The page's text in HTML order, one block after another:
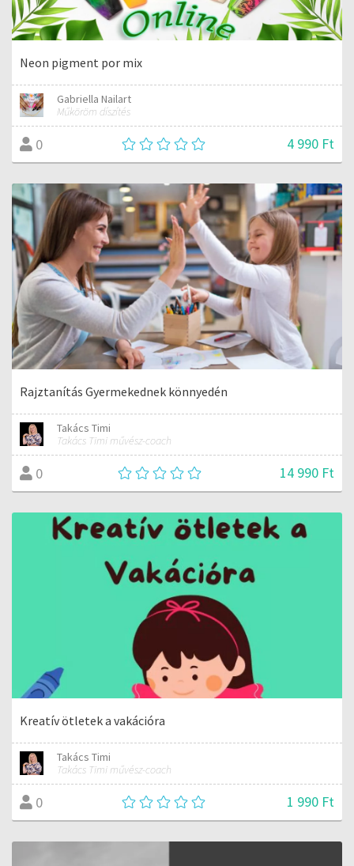
Neon pigment por mix
Gabriella Nailart
Műköröm díszítés
0 4 990 Ft
Rajztanítás Gyermekednek könnyedén
Takács Timi
Takács Timi művész-coach
0 14 990 Ft
Kreatív ötletek a vakációra
Takács Timi
Takács Timi művész-coach
0 1 990 Ft